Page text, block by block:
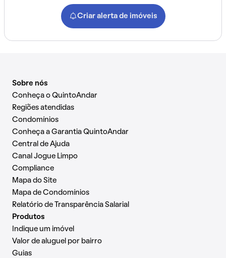
Criar alerta de imóveis
Sobre nós
Conheça o QuintoAndar
Regiões atendidas
Condomínios
Conheça a Garantia QuintoAndar
Central de Ajuda
Canal Jogue Limpo
Compliance
Mapa do Site
Mapa de Condomínios
Relatório de Transparência Salarial
Produtos
Indique um imóvel
Valor de aluguel por bairro
Guias